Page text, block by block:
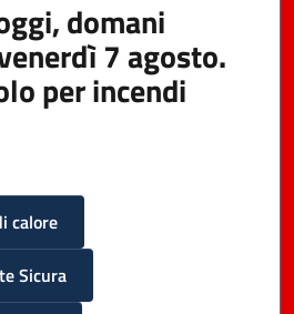
domani
7 agosto.
per incendi
calore
Sicura